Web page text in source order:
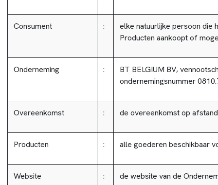
Consument :
elke natuurlijke persoon die
Producten aankoopt of
Onderneming :
BT BELGIUM BV,
ondernemingsnummer
Overeenkomst : de overeenkomst op
Producten : alle goederen beschikbaar
Website : de website van de